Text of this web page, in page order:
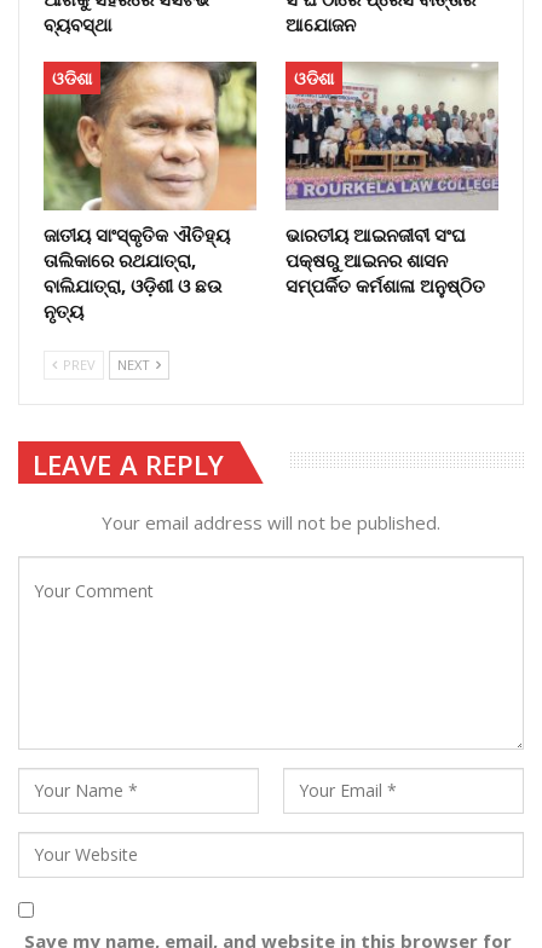
ବ୍ୟବସ୍ଥା
ଆଯୋଜନ
ଓଡିଶା
ଜାତୀୟ ସାଂସ୍କୃତିକ ଐତିହ୍ୟ
ତାଲିକାରେ ରଥଯାତ୍ରା,
ବାଲିଯାତ୍ରା, ଓଡ଼ିଶୀ ଓ ଛଉ
ନୃତ୍ୟ
ଓଡିଶା
ଭାରତୀୟ ଆଇନଜୀବୀ ସଂଘ
ପକ୍ଷରୁ ଆଇନର ଶାସନ
ସମ୍ପର୍କିତ କର୍ମଶାଳା ଅନୁଷ୍ଠିତ
PREV NEXT
LEAVE A REPLY
Your email address will not be published.
Save my name, email, and website in this browser for